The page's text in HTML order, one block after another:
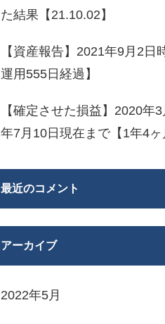
た結果【21.10.02】
【資産報告】2021年9月2日
運用555日経過】
【確定させた損益】2020年
年7月10日現在まで【1年4ヶ
最近のコメント
アーカイブ
2022年5月